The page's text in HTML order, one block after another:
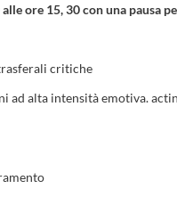
alle ore 15, 30 con una pausa
critiche
alta intensità emotiva.